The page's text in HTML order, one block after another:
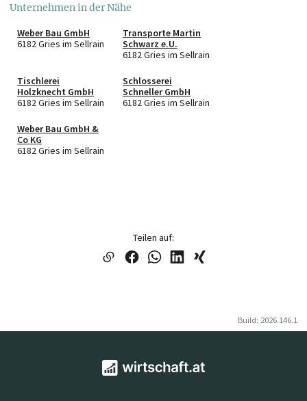
Unternehmen in der Nähe
Weber Bau GmbH
6182 Gries im Sellrain
Transporte Martin
Schwarz e.U.
6182 Gries im Sellrain
Tischlerei
Holzknecht GmbH
6182 Gries im Sellrain
Schlosserei
Schneller GmbH
6182 Gries im Sellrain
Weber Bau GmbH &
Co KG
6182 Gries im Sellrain
Teilen auf:
Build: 2026.146.1